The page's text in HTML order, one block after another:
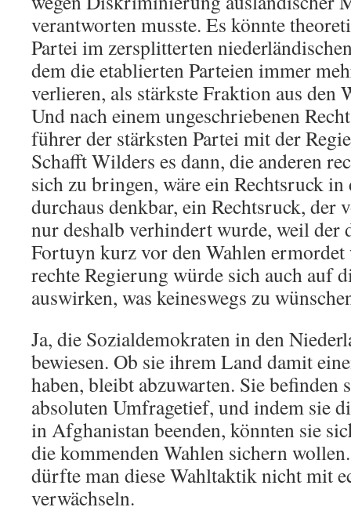
verantworten musste. Es könnte
Partei im zersplitterten
dem die etablierten Parteien immer
verlieren, als stärkste Fraktion aus den
Und nach einem ungeschriebenen
führer der stärksten Partei mit der
Schafft Wilders es dann, die anderen
sich zu bringen, wäre ein Rechtsruck
durchaus denkbar, ein Rechtsruck, der
nur deshalb verhindert wurde, weil der
Fortuyn kurz vor den Wahlen
rechte Regierung würde sich auch auf
auswirken, was keineswegs zu
Ja, die Sozialdemokraten in den
bewiesen. Ob sie ihrem Land damit
haben, bleibt abzuwarten. Sie befinden
absoluten Umfragetief, und indem sie
in Afghanistan beenden, könnten sie
die kommenden Wahlen sichern
dürfte man diese Wahltaktik nicht mit
verwächseln.